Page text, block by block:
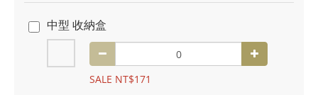
中型 收納盒
SALE NT$171